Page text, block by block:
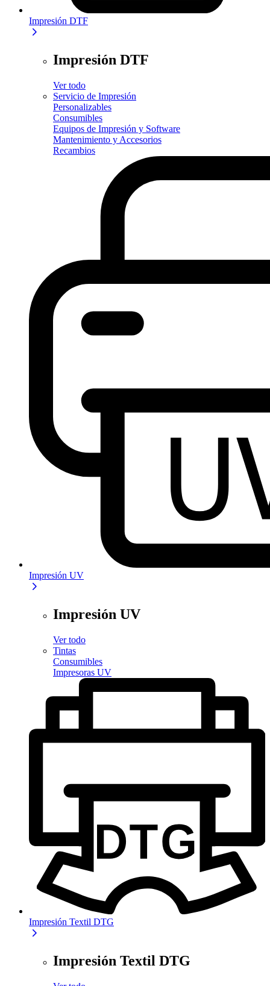
Impresión DTF
Impresión DTF
Ver todo
Servicio de Impresión
Personalizables
Consumibles
Equipos de Impresión y Software
Mantenimiento y Accesorios
Recambios
Impresión UV
Impresión UV
Ver todo
Tintas
Consumibles
Impresoras UV
Impresión Textil DTG
Impresión Textil DTG